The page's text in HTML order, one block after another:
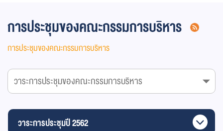
การประชุมของคณะกรรมการบริหาร
การประชุมของคณะกรรมการบริหาร
วาระการประชุมปี 2562